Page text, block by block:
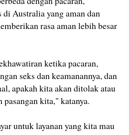
Australia yang aman dan
rasa aman lebih besar
ketika pacaran,
seks dan keamanannya, dan
apakah kita akan ditolak atau
kita," katanya.
untuk layanan yang kita mau